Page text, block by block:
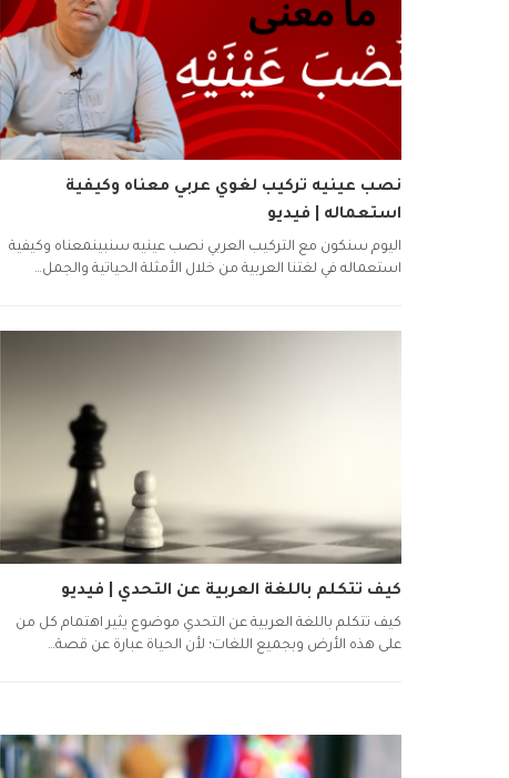
نصب عينيه تركيب لغوي عربي معناه وكيفية
استعماله | فيديو
اليوم سنكون مع التركيب العربي نصب عينيه سنبينمعناه وكيفية
استعماله في لغتنا العربية من خلال الأمثلة الحياتية والجمل…
كيف تتكلم باللغة العربية عن التحدي | فيديو
كيف تتكلم باللغة العربية عن التحدي موضوع يثير اهتمام كل من
على هذه الأرض وبجميع اللغات؛ لأن الحياة عبارة عن قصة…